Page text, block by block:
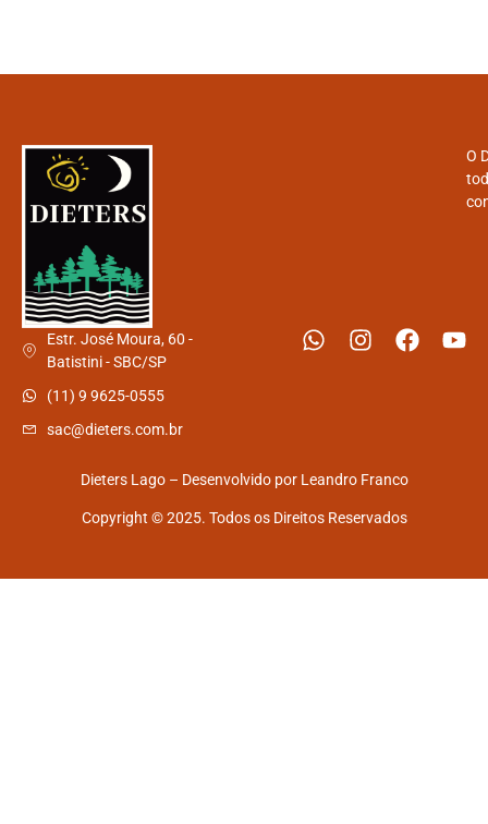
O
Estr. José Moura, 60 -
Batistini - SBC/SP
(11) 9 9625-0555
sac@dieters.com.br
Dieters Lago – Desenvolvido por Leandro Franco
Copyright © 2025. Todos os Direitos Reservados